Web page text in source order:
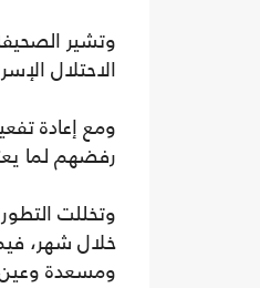
وتشير
الاحتلال
ومع إعادة
رفضهم لما
وتخللت
خلال شهر،
ومسعدة